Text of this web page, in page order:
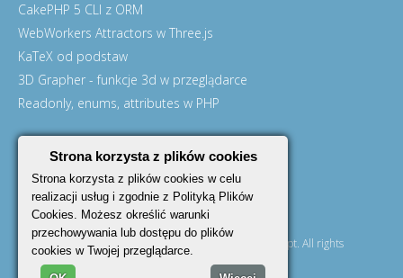
CakePHP 5 CLI z ORM
WebWorkers Attractors w Three.js
KaTeX od podstaw
3D Grapher - funkcje 3d w przeglądarce
Readonly, enums, attributes w PHP
Flickr photostream
© Copyright 2009-2026 Małgorzata Turek Design Concept. All rights
reserved.
Strona korzysta z plików cookies
Strona korzysta z plików cookies w celu
realizacji usług i zgodnie z Polityką Plików
Cookies. Możesz określić warunki
przechowywania lub dostępu do plików
cookies w Twojej przeglądarce.